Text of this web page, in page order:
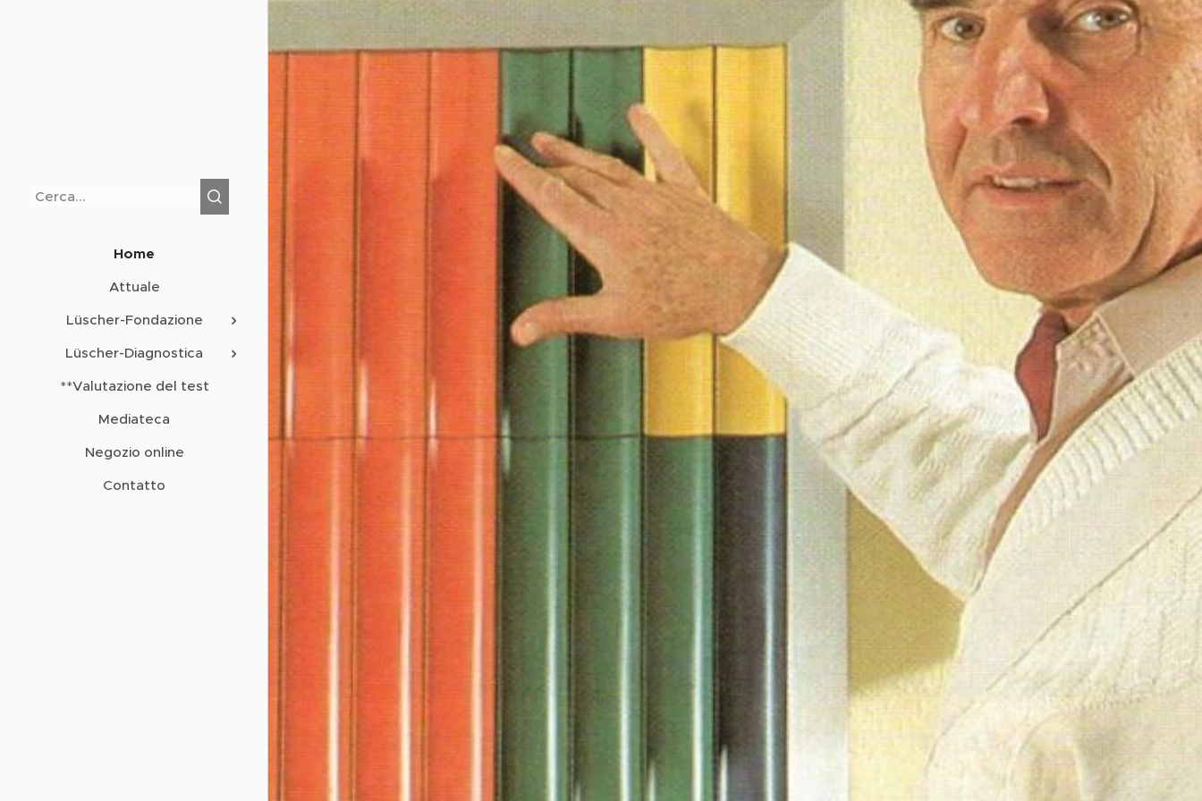
Home
Attuale
Lüscher-Fondazione
Lüscher-Diagnostica
**Valutazione del test
Mediateca
Negozio online
Contatto